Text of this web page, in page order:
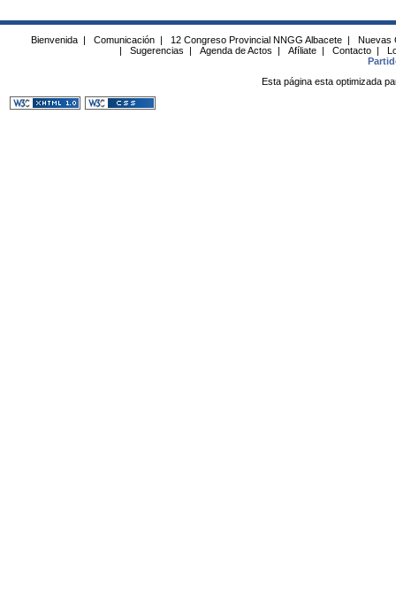
Bienvenida | Comunicación | 12 Congreso Provincial NNGG Albacete |
Nuevas
|
Sugerencias | Agenda de Actos | Afíliate | Contacto |
Esta página esta optimizada